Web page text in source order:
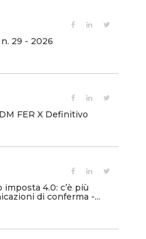
29 - 2026
FER X Definitivo
imposta 4.0: c’è più
di conferma -...